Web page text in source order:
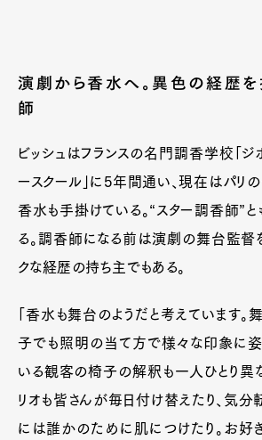
演劇から香水へ。異色の経歴
師
ビッシュはフランスの名門調香学校「ジ
ースクール」に5年間通い、現在はパリ
香水も手掛けている。“スター調香師”
る。調香師になる前は演劇の舞台監督
クな経歴の持ち主でもある。
「香水も舞台のようだと考えています
子でも照明の当て方で様々な印象に姿
いる観客の椅子の解釈も一人ひとり異
リオも皆さんが毎日付け替えたり、気分
には誰かのために肌につけたり。お好